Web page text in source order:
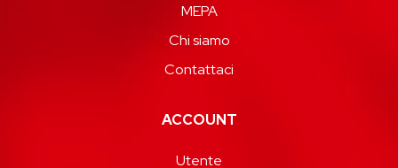
MEPA
Chi siamo
Contattaci
ACCOUNT
Utente